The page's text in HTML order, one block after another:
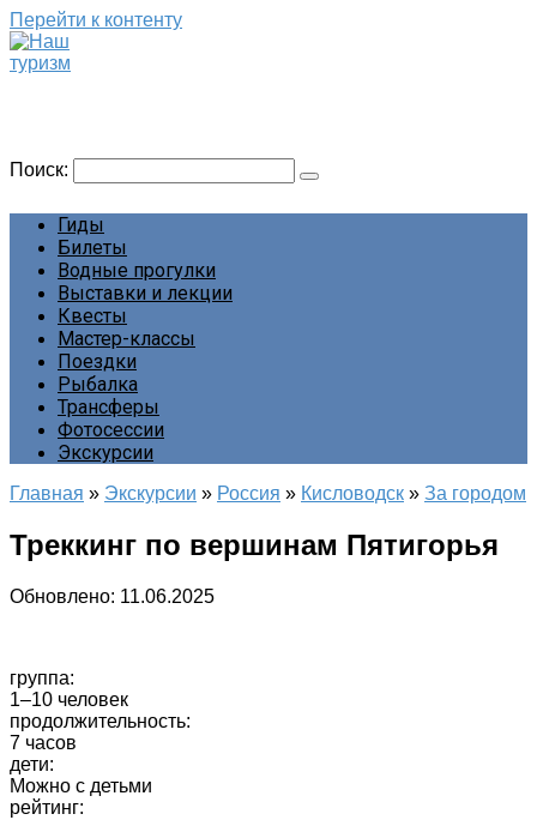
Перейти к контенту
Поиск:
Гиды
Билеты
Водные прогулки
Выставки и лекции
Квесты
Мастер-классы
Поездки
Рыбалка
Трансферы
Фотосессии
Экскурсии
Главная » Экскурсии » Россия » Кисловодск » За городом
Треккинг по вершинам Пятигорья
Обновлено: 11.06.2025
группа:
1–10 человек
продолжительность:
7 часов
дети:
Можно с детьми
рейтинг: